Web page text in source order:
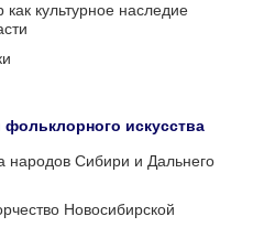
культурное наследие
искусства
народов Сибири и Дальнего
Новосибирской